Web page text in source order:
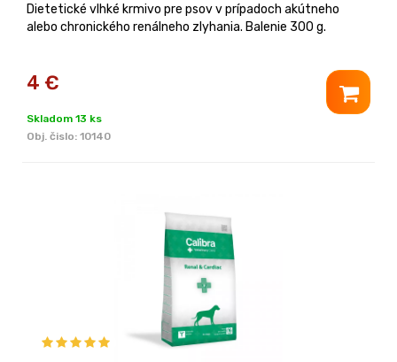
Dietetické vlhké krmivo pre psov v prípadoch akútneho
alebo chronického renálneho zlyhania. Balenie 300 g.
4 €
Skladom 13 ks
Obj. čislo: 10140